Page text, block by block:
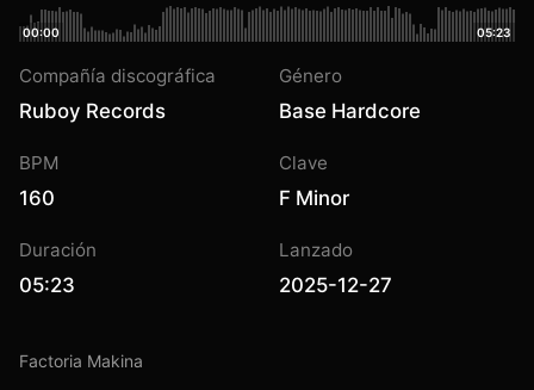
00:00 05:23
Compañía discográfica
Ruboy Records
Género
Base Hardcore
BPM
160
Clave
F Minor
Duración
05:23
Lanzado
2025-12-27
Factoria Makina